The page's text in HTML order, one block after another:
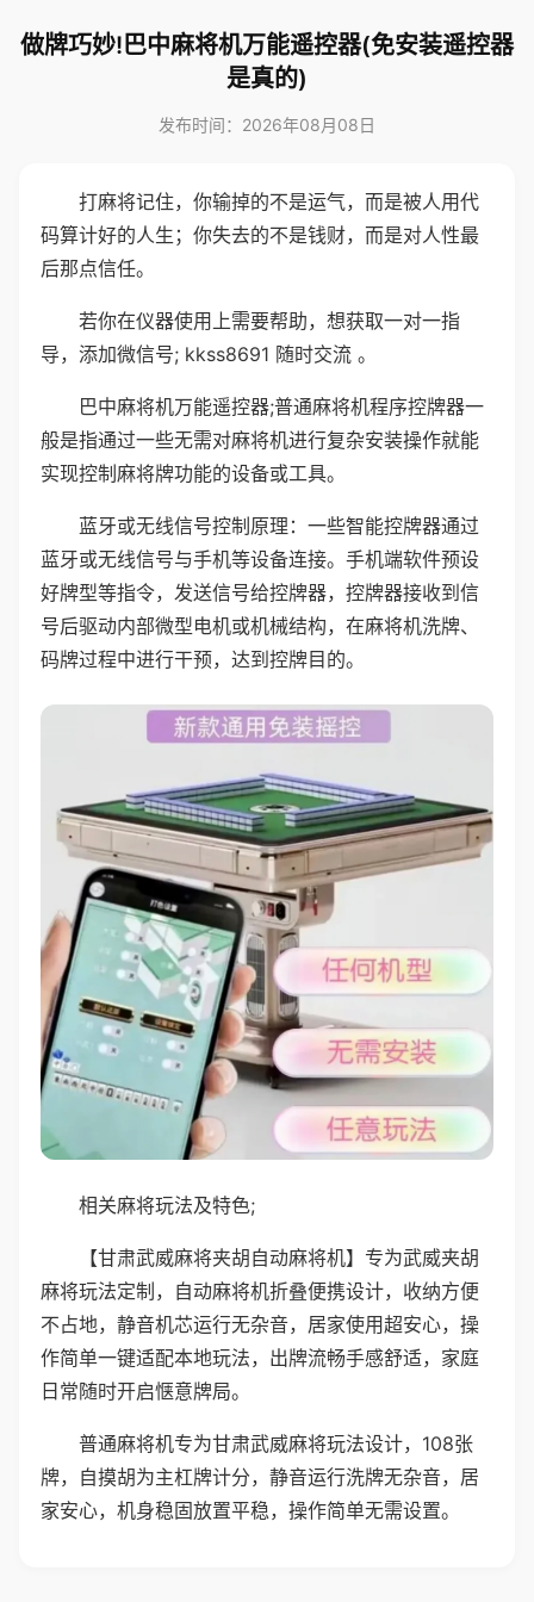
做牌巧妙!巴中麻将机万能遥控器(免安装遥控器
是真的)
发布时间：2026年08月08日
打麻将记住，你输掉的不是运气，而是被人用代
码算计好的人生；你失去的不是钱财，而是对人性最
后那点信任。
若你在仪器使用上需要帮助，想获取一对一指
导，添加微信号; kkss8691 随时交流 。
巴中麻将机万能遥控器;普通麻将机程序控牌器一
般是指通过一些无需对麻将机进行复杂安装操作就能
实现控制麻将牌功能的设备或工具。
蓝牙或无线信号控制原理：一些智能控牌器通过
蓝牙或无线信号与手机等设备连接。手机端软件预设
好牌型等指令，发送信号给控牌器，控牌器接收到信
号后驱动内部微型电机或机械结构，在麻将机洗牌、
码牌过程中进行干预，达到控牌目的。
相关麻将玩法及特色;
【甘肃武威麻将夹胡自动麻将机】专为武威夹胡
麻将玩法定制，自动麻将机折叠便携设计，收纳方便
不占地，静音机芯运行无杂音，居家使用超安心，操
作简单一键适配本地玩法，出牌流畅手感舒适，家庭
日常随时开启惬意牌局。
普通麻将机专为甘肃武威麻将玩法设计，108张
牌，自摸胡为主杠牌计分，静音运行洗牌无杂音，居
家安心，机身稳固放置平稳，操作简单无需设置。